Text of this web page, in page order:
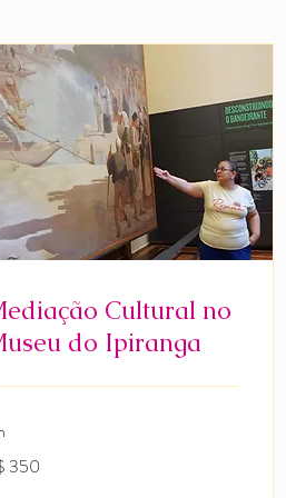
Cultural no
do Ipiranga
350